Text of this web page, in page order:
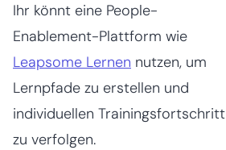
Ihr könnt eine People-
Enablement-Plattform wie
Leapsome Lernen nutzen, um
Lernpfade zu erstellen und
individuellen Trainingsfortschritt
zu verfolgen.